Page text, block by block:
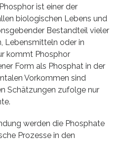
ist einer der
biologischen Lebens und
Bestandteil vieler
Lebensmitteln oder in
kommt Phosphor
Form als Phosphat in der
Vorkommen sind
Schätzungen zufolge nur
werden die Phosphate
Prozesse in den